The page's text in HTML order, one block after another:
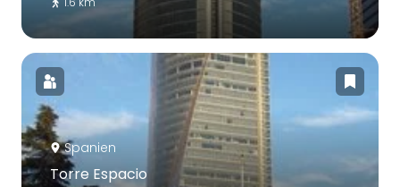
Spanien
Torre Espacio